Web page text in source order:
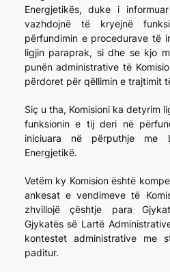
Energjetikës, duke i
vazhdojnë të kryejnë
përfundimin e procedurave të
ligjin paraprak, si dhe se kjo
punën administrative të
përdoret për qëllimin e trajtimit
Siç u tha, Komisioni ka detyrim
funksionin e tij deri në
iniciuara në përputhje me
Energjetikë.
Vetëm ky Komision është
ankesat e vendimeve të
zhvillojë çështje para
Gjykatës së Lartë
kontestet administrative me
paditur.